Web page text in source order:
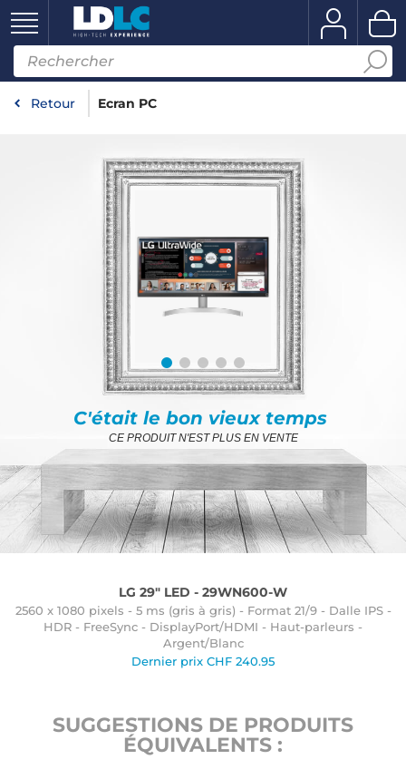
Retour Ecran PC
C'était le bon vieux temps
CE PRODUIT N'EST PLUS EN VENTE
LG 29" LED - 29WN600-W
2560 x 1080 pixels - 5 ms (gris à gris) - Format 21/9 - Dalle IPS -
HDR - FreeSync - DisplayPort/HDMI - Haut-parleurs -
Argent/Blanc
Dernier prix CHF 240.95
SUGGESTIONS DE PRODUITS
ÉQUIVALENTS :